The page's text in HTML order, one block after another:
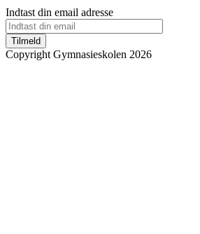
Indtast din email adresse
Tilmeld
Copyright Gymnasieskolen 2026